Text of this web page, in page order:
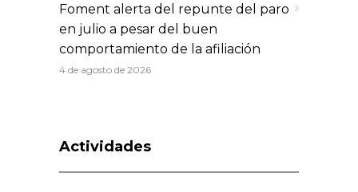
Foment alerta del repunte del paro
en julio a pesar del buen
comportamiento de la afiliación
4 de agosto de 2026
Actividades